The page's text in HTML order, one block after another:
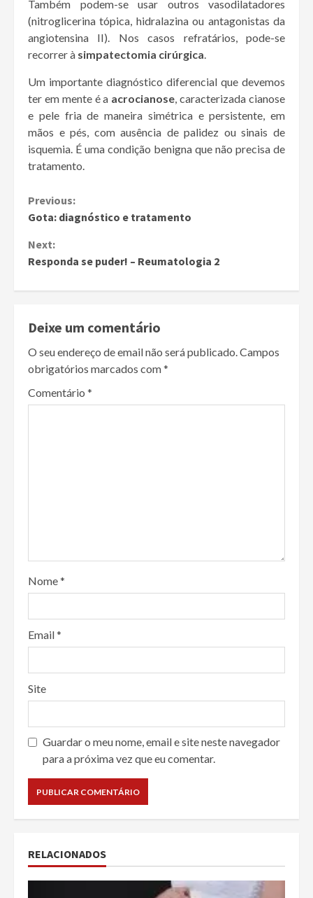
Também podem-se usar outros vasodilatadores
(nitroglicerina tópica, hidralazina ou antagonistas da
angiotensina II). Nos casos refratários, pode-se
recorrer à simpatectomia cirúrgica.
Um importante diagnóstico diferencial que devemos
ter em mente é a acrocianose, caracterizada cianose
e pele fria de maneira simétrica e persistente, em
mãos e pés, com ausência de palidez ou sinais de
isquemia. É uma condição benigna que não precisa de
tratamento.
Continue
Reading
Previous:
Gota: diagnóstico e tratamento
Next:
Responda se puder! – Reumatologia 2
Deixe um comentário
O seu endereço de email não será publicado.Campos
obrigatórios marcados com*
Comentário *
Nome*
Email*
Site
Guardar o meu nome, email e site neste navegador
para a próxima vez que eu comentar.
RELACIONADOS